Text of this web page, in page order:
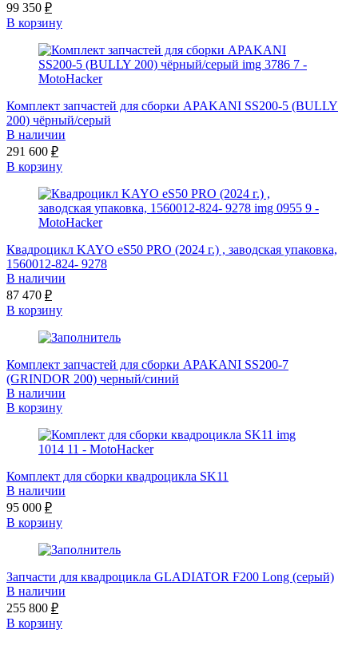
99 350 ₽
В корзину
Комплект запчастей для сборки APAKANI SS200-5 (BULLY
200) чёрный/серый
В наличии
291 600 ₽
В корзину
Квадроцикл KAYO eS50 PRO (2024 г.) , заводская упаковка,
1560012-824- 9278
В наличии
87 470 ₽
В корзину
Комплект запчастей для сборки APAKANI SS200-7
(GRINDOR 200) черный/синий
В наличии
В корзину
Комплект для сборки квадроцикла SK11
В наличии
95 000 ₽
В корзину
Запчасти для квадроцикла GLADIATOR F200 Long (серый)
В наличии
255 800 ₽
В корзину